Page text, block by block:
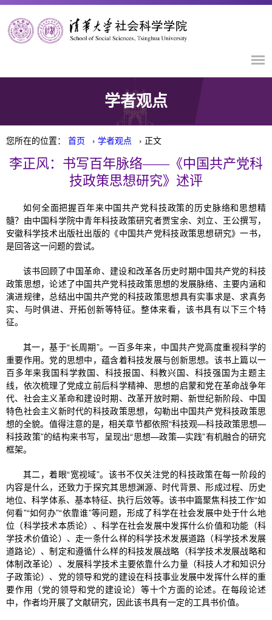
学者观点
您所在的位置： 首页 › 学者观点 › 正文
李正风：书写百年脉络——《中国共产党科
技政策思想研究》述评
如何全面把握百年来中国共产党科技政策的历史脉络和思想精
髓？由中国科学院中青年科技政策研究者贾宝余、刘立、王公撰写，
安徽科学技术出版社出版的《中国共产党科技政策思想研究》一书，
是回答这一问题的尝试。
该书回顾了中国革命、建设和改革各历史时期中国共产党的科技
政策思想，论述了中国共产党科技政策思想的发展脉络、主要内涵和
演进规律，总结出中国共产党的科技政策思想具有实事求是、求真务
实、与时俱进、开拓创新等特征。整体来看，该书具有以下三个特
征。
其一，基于“长周期”。一百多年来，中国共产党高度重视科学的
重要作用。党的思想中，蕴含着科技发展与创新思想。该书上篇以一
百多年来我国科学救国、科技报国、科教兴国、科技强国为主题主
线，依次梳理了党成立前后科学精神、思想的启蒙和党在革命战争年
代、社会主义革命和建设时期、改革开放时期、新世纪新阶段、中国
特色社会主义新时代的科技政策思想，勾勒出中国共产党科技政策思
想的全貌。值得注意的是，相关章节都依照“科技观—科技政策思想—
科技政策”的结构来书写，呈现出“思想—政策—实践”有机融合的研究
框架。
其二，着眼“宽视域”。该书不仅关注党的科技政策在每一阶段的
内容是什么，还致力于探究其思想渊源、时代背景、形成过程、历史
地位、科学体系、基本特征、执行后效等。该书中篇聚焦科技工作“如
何看”“如何办”“依靠谁”等问题，形成了科学在社会发展中处于什么地
位（科学技术本质论）、科学在社会发展中发挥什么价值和功能（科
学技术价值论）、走一条什么样的科学技术发展道路（科学技术发展
道路论）、制定和遵循什么样的科技发展战略（科学技术发展战略和
体制改革论）、发展科学技术主要依靠什么力量（科技人才和知识分
子政策论）、党的领导和党的建设在科技事业发展中发挥什么样的重
要作用（党的领导和党的建设论）等十个方面的论述。在每段论述
中，作者均开展了文献研究，因此该书具有一定的工具书价值。